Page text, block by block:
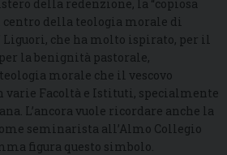
della redenzione, la “copiosa
centro della teologia morale di
Liguori, che ha molto ispirato, per il
la benignità pastorale,
morale che il vescovo
varie Facoltà e Istituti, specialmente
L’ancora vuole ricordare anche la
seminarista all’Almo Collegio
figura questo simbolo.